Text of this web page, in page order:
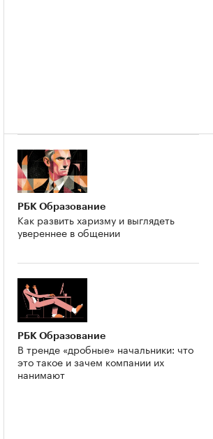
РБК Образование
Как развить харизму и выглядеть
увереннее в общении
РБК Образование
В тренде «дробные» начальники: что
это такое и зачем компании их
нанимают